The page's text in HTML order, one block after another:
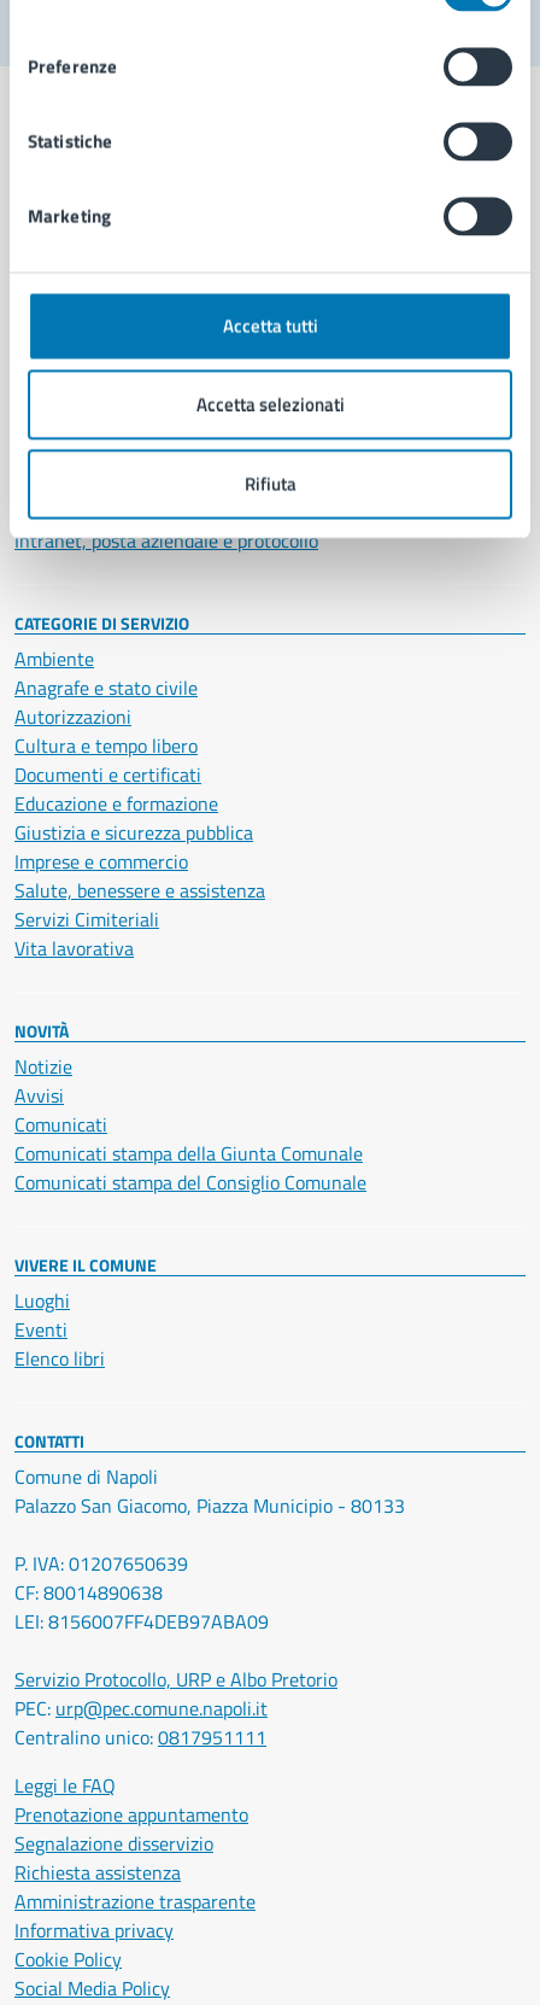
Preferenze
Statistiche
Marketing
Accetta tutti
Accetta selezionati
Rifiuta
Municipalità
Politici
Documenti e dati
Intranet, posta aziendale e protocollo
CATEGORIE DI SERVIZIO
Ambiente
Anagrafe e stato civile
Autorizzazioni
Cultura e tempo libero
Documenti e certificati
Educazione e formazione
Giustizia e sicurezza pubblica
Imprese e commercio
Salute, benessere e assistenza
Servizi Cimiteriali
Vita lavorativa
NOVITÀ
Notizie
Avvisi
Comunicati
Comunicati stampa della Giunta Comunale
Comunicati stampa del Consiglio Comunale
VIVERE IL COMUNE
Luoghi
Eventi
Elenco libri
CONTATTI
Comune di Napoli
Palazzo San Giacomo, Piazza Municipio - 80133
P. IVA: 01207650639
CF: 80014890638
LEI: 8156007FF4DEB97ABA09
Servizio Protocollo, URP e Albo Pretorio
PEC: urp@pec.comune.napoli.it
Centralino unico:0817951111
Leggi le FAQ
Prenotazione appuntamento
Segnalazione disservizio
Richiesta assistenza
Amministrazione trasparente
Informativa privacy
Cookie Policy
Social Media Policy